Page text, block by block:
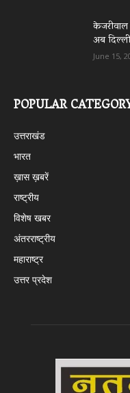
अब
June 15,
POPULAR
उत्तराखंड
भारत
ख़ास ख़बरें
राष्ट्रीय
विशेष खबर
अंतरराष्ट्रीय
महाराष्ट्र
उत्तर प्रदेश